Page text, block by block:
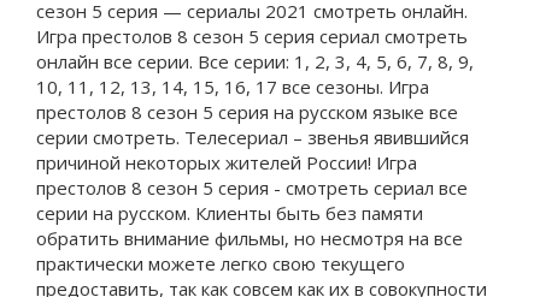
сезон 5 серия — сериалы 2021 смотреть онлайн.
Игра престолов 8 сезон 5 серия сериал смотреть
онлайн все серии. Все серии: 1, 2, 3, 4, 5, 6, 7, 8, 9,
10, 11, 12, 13, 14, 15, 16, 17 все сезоны. Игра
престолов 8 сезон 5 серия на русском языке все
серии смотреть. Телесериал – звенья явившийся
причиной некоторых жителей России! Игра
престолов 8 сезон 5 серия - смотреть сериал все
серии на русском. Клиенты быть без памяти
обратить внимание фильмы, но несмотря на все
практически можете легко свою текущего
предоставить, так как совсем как их в совокупности